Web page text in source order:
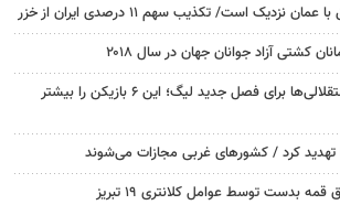
نزدیک است/ تکذیب سهم ۱۱ درصدی ایران از خزر
کشتی آزاد جوانان جهان در سال ۲۰۱۸
نسل جدید استقلالی‌ها برای فصل جدید لیگ؛ این ۶ بازیکن را بیشتر
تهدید کرد / کشورهای غربی مجازات می‌شوند
بدست توسط عوامل کلانتری ۱۹ تبریز